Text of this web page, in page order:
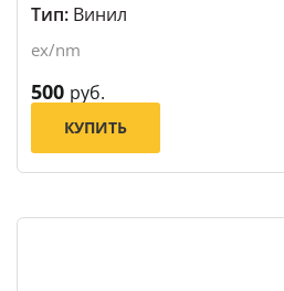
Тип: Винил
ex/nm
500 руб.
КУПИТЬ